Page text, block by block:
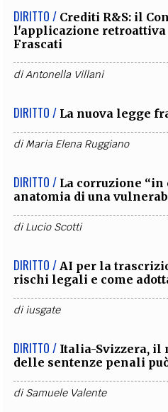
DIRITTO / Crediti R&S: il
l'applicazione retroattiva
Frascati
diAntonella Villani
DIRITTO / La nuova legge
diMaria Elena Ruggiano
DIRITTO / La corruzione “in
anatomia di una
diLucio Scotti
DIRITTO / AI per la
rischi legali e come
diiusgate
DIRITTO / Italia-Svizzera, il
delle sentenze penali
diSamuele Valente